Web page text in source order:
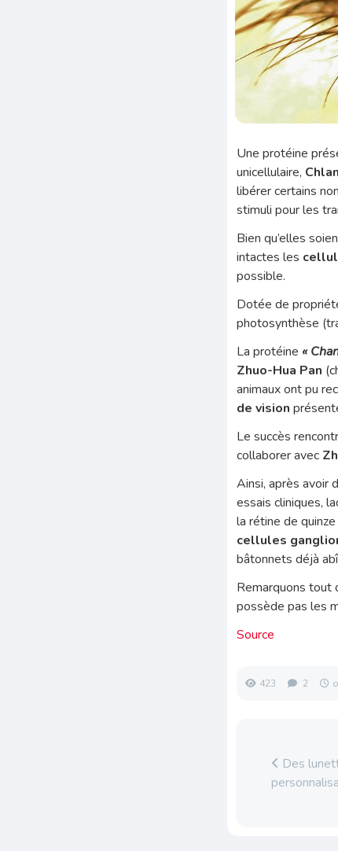
Une protéine
unicellulaire,
libérer certains
stimuli pour les
Bien qu’elles
intactes les
possible.
Dotée de
photosynthèse
La protéine «
Zhuo-Hua Pan
animaux ont pu
de vision
Le succès
collaborer avec
Ainsi, après avoir
essais cliniques,
la rétine de
cellules
bâtonnets déjà
Remarquons tout
possède pas les
Source
423 2
Des